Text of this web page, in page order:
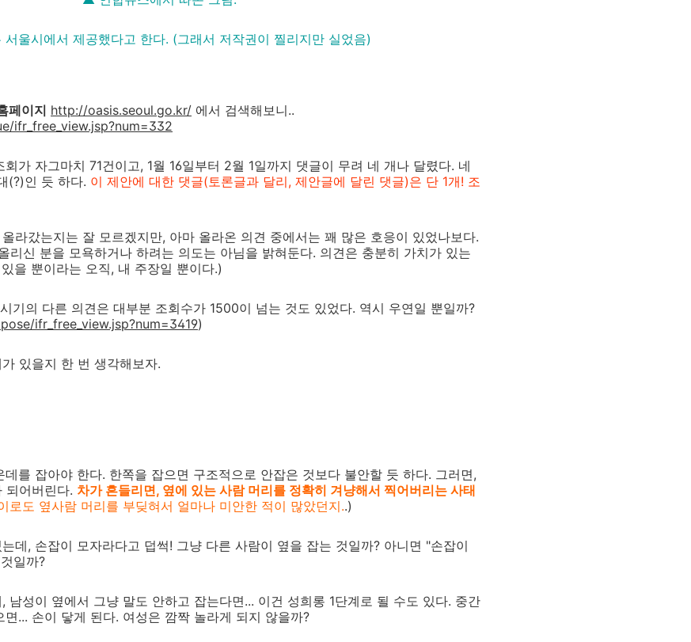
서울시에서 제공했다고 한다. (그래서 저작권이 찔리지만 실었음)
페이지 http://oasis.seoul.go.kr/ 에서 검색해보니..
ifr_free_view.jsp?num=332
가 자그마치 71건이고, 1월 16일부터 2월 1일까지 댓글이 무려 네 개나 달렸다. 네
(?)인 듯 하다. 이 제안에 대한 댓글(토론글과 달리, 제안글에 달린 댓글)은 단 1개! 조
라갔는지는 잘 모르겠지만, 아마 올라온 의견 중에서는 꽤 많은 호응이 있었나보다.
리신 분을 모욕하거나 하려는 의도는 아님을 밝혀둔다. 의견은 충분히 가치가 있는
을 뿐이라는 오직, 내 주장일 뿐이다.)
기의 다른 의견은 대부분 조회수가 1500이 넘는 것도 있었다. 역시 우연일 뿐일까?
ifr_free_view.jsp?num=3419)
있을지 한 번 생각해보자.
를 잡아야 한다. 한쪽을 잡으면 구조적으로 안잡은 것보다 불안할 듯 하다. 그러면,
되어버린다. 차가 흔들리면, 옆에 있는 사람 머리를 정확히 겨냥해서 찍어버리는 사태
로도 옆사람 머리를 부딪혀서 얼마나 미안한 적이 많았던지..)
데, 손잡이 모자라다고 덥썩! 그냥 다른 사람이 옆을 잡는 것일까? 아니면 "손잡이
일까?
남성이 옆에서 그냥 말도 안하고 잡는다면... 이건 성희롱 1단계로 될 수도 있다. 중간
... 손이 닿게 된다. 여성은 깜짝 놀라게 되지 않을까?